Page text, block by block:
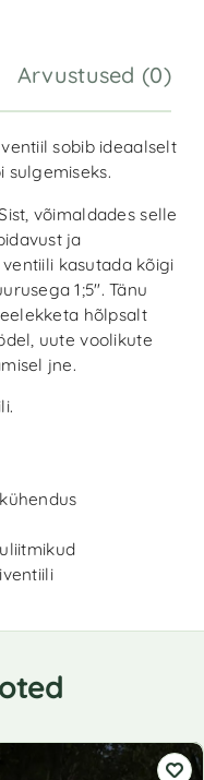
Arvustused (0)
sobib ideaalselt
sulgemiseks.
võimaldades selle
ja
kasutada kõigi
1;5″. Tänu
hõlpsalt
uute voolikute
jne.